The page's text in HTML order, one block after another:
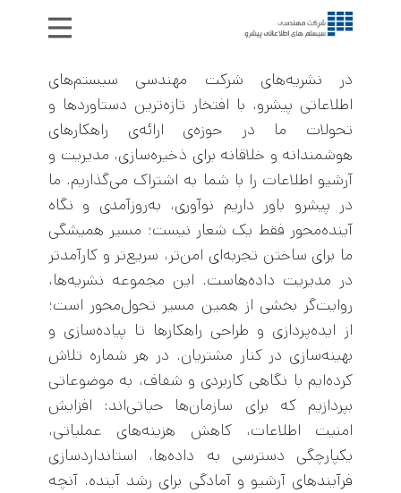
خدمات
مقالات
درباره ما
تماس با ما
در نشریه‌های شرکت مهندسی سیستم‌های
اطلاعاتی پیشرو، با افتخار تازه‌ترین دستاوردها و
تحولات ما در حوزه‌ی ارائه‌ی راهکارهای
هوشمندانه و خلاقانه برای ذخیره‌سازی، مدیریت و
آرشیو اطلاعات را با شما به اشتراک می‌گذاریم. ما
در پیشرو باور داریم نوآوری، به‌روزآمدی و نگاه
آینده‌محور فقط یک شعار نیست؛ مسیر همیشگی
ما برای ساختن تجربه‌ای امن‌تر، سریع‌تر و کارآمدتر
در مدیریت داده‌هاست. این مجموعه نشریه‌ها،
روایت‌گر بخشی از همین مسیر تحول‌محور است؛
از ایده‌پردازی و طراحی راهکارها تا پیاده‌سازی و
بهینه‌سازی در کنار مشتریان. در هر شماره تلاش
کرده‌ایم با نگاهی کاربردی و شفاف، به موضوعاتی
بپردازیم که برای سازمان‌ها حیاتی‌اند: افزایش
امنیت اطلاعات، کاهش هزینه‌های عملیاتی،
یکپارچگی دسترسی به داده‌ها، استانداردسازی
فرآیندهای آرشیو و آمادگی برای رشد آینده. آنچه